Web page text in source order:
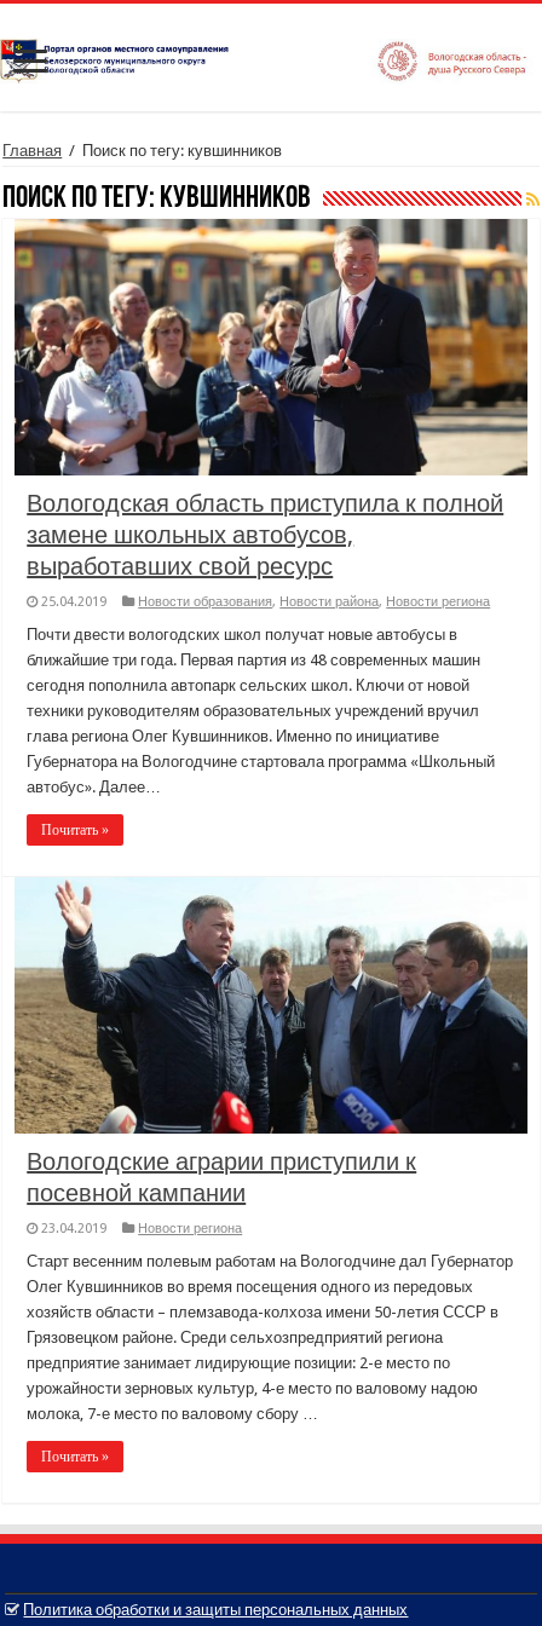
Главная / Поиск по тегу: кувшинников
Поиск по тегу: кувшинников
Вологодская область приступила к полной
замене школьных автобусов,
выработавших свой ресурс
25.04.2019 Новости образования, Новости района, Новости региона
Почти двести вологодских школ получат новые автобусы в
ближайшие три года. Первая партия из 48 современных машин
сегодня пополнила автопарк сельских школ. Ключи от новой
техники руководителям образовательных учреждений вручил
глава региона Олег Кувшинников. Именно по инициативе
Губернатора на Вологодчине стартовала программа «Школьный
автобус». Далее…
Почитать »
Вологодские аграрии приступили к
посевной кампании
23.04.2019 Новости региона
Старт весенним полевым работам на Вологодчине дал Губернатор
Олег Кувшинников во время посещения одного из передовых
хозяйств области – племзавода-колхоза имени 50-летия СССР в
Грязовецком районе. Среди сельхозпредприятий региона
предприятие занимает лидирующие позиции: 2-е место по
урожайности зерновых культур, 4-е место по валовому надою
молока, 7-е место по валовому сбору …
Почитать »
Политика обработки и защиты персональных данных